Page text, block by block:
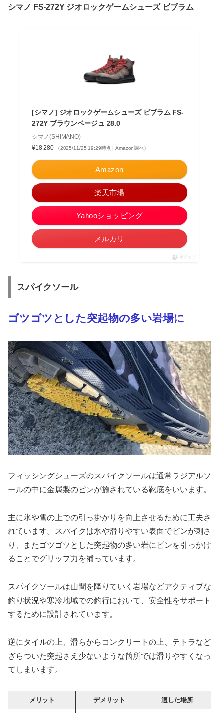
シマノ FS-272Y ジオロックゲームシューズ ビブラム
[シマノ] ジオロックゲームシューズ ビブラム FS-
272Y ブラウンベージュ 28.0
シマノ(SHIMANO)
¥18,280
（2025/11/25 19:29時点 | Amazon調べ）
Amazon
楽天市場
Yahooショッピング
メルカリ
ポチップ
スパイクソール
ゴツゴツとした突起物の多い岩場に
フィッシングシューズのスパイクソールは通常ラジアルソ
ールの中に金属製のピンが施されている靴底をいいます。
主に氷や雪の上での引っ掛かりを向上させるために工夫さ
れています。スパイクは氷や滑りやすい表面でピンが刺さ
り、またゴツゴツとした突起物の多い岩にピンを引っかけ
ることでグリップ力を補っています。
スパイクソールは山間を降りていく岩場などアクティブな
釣り状況や寒冷地域での釣行において、安全性をサポート
するために設計されています。
逆にタイルの上、滑らからコンクリートの上、テトラなど
ざらついた突起さえ少ないような箇所では滑りやすくなっ
てしまいます。
メリット デメリット 適した場所